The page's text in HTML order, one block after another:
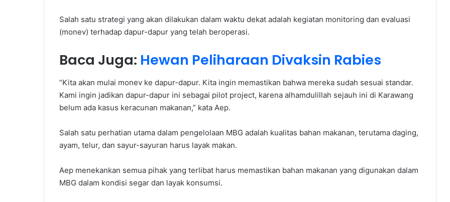
Salah satu strategi yang akan dilakukan dalam waktu dekat adalah kegiatan monitoring dan evaluasi
(monev) terhadap dapur-dapur yang telah beroperasi.
Baca Juga: Hewan Peliharaan Divaksin Rabies
“Kita akan mulai monev ke dapur-dapur. Kita ingin memastikan bahwa mereka sudah sesuai standar.
Kami ingin jadikan dapur-dapur ini sebagai pilot project, karena alhamdulillah sejauh ini di Karawang
belum ada kasus keracunan makanan,” kata Aep.
Salah satu perhatian utama dalam pengelolaan MBG adalah kualitas bahan makanan, terutama daging,
ayam, telur, dan sayur-sayuran harus layak makan.
Aep menekankan semua pihak yang terlibat harus memastikan bahan makanan yang digunakan dalam
MBG dalam kondisi segar dan layak konsumsi.